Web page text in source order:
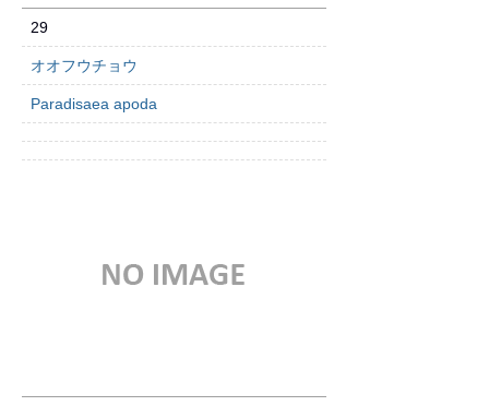
29
オオフウチョウ
Paradisaea apoda